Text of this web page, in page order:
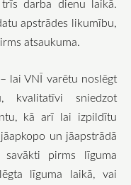
trīs darba dienu laikā.
apstrādes likumību,
atsaukuma.
lai VNĪ varētu noslēgt
sniedzot
kā arī lai izpildītu
un jāapstrādā
pirms līguma
līguma laikā, vai